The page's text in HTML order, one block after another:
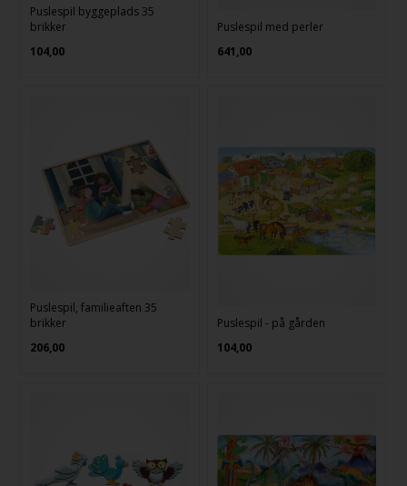
Puslespil byggeplads 35
brikker
104,00
Puslespil med perler
641,00
Puslespil, familieaften 35
brikker
206,00
Puslespil - på gården
104,00